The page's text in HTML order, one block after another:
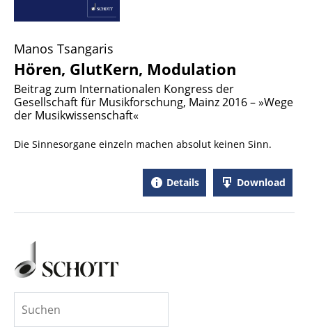
Manos Tsangaris
Hören, GlutKern, Modulation
Beitrag zum Internationalen Kongress der
Gesellschaft für Musikforschung, Mainz 2016 – »Wege
der Musikwissenschaft«
Die Sinnesorgane einzeln machen absolut keinen Sinn.
Details Download